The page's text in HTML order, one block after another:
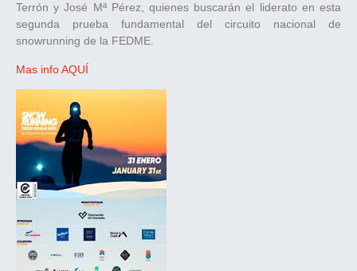
Terrón y José Mª Pérez, quienes buscarán el liderato en esta
segunda prueba fundamental del circuito nacional de
snowrunning de la FEDME.
Mas info AQUÍ